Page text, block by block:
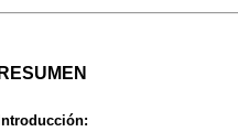
RESUMEN
Introducción: